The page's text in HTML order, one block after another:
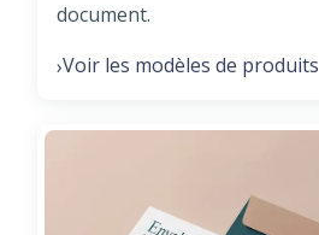
document.
›Voir les modèles de produits